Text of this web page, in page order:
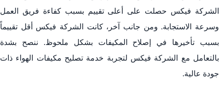
الشركة فيكس حصلت على أعلى تقييم بسبب كفاءة فريق العمل
وسرعة الاستجابة. ومن جانب آخر، كانت الشركة فيكس أقل تقييماً
بسبب تأخيرها في إصلاح المكيفات بشكل ملحوظ. ننصح بشدة
بالتعامل مع الشركة فيكس لتجربة خدمة تصليح مكيفات الهواء ذات
جودة عالية.